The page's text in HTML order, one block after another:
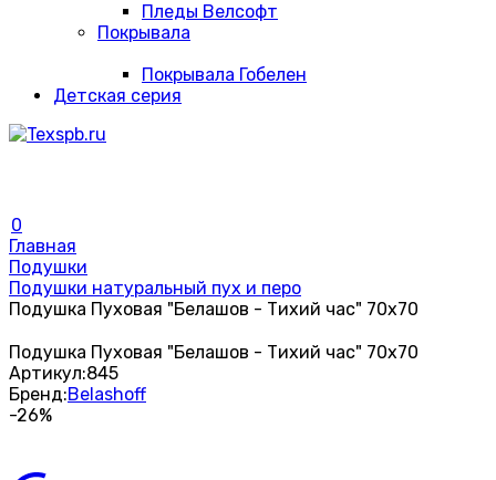
Пледы Велсофт
Покрывала
Покрывала Гобелен
Детская серия
0
Главная
Подушки
Подушки натуральный пух и перо
Подушка Пуховая "Белашов - Тихий час" 70х70
Подушка Пуховая "Белашов - Тихий час" 70х70
Артикул:845
Бренд:Belashoff
-26%